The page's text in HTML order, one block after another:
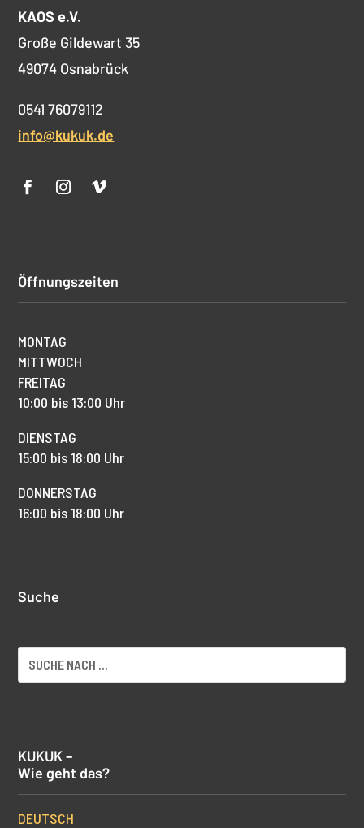
KAOS e.V.
Große Gildewart 35
49074 Osnabrück
0541 76079112
info@kukuk.de
Öffnungszeiten
MONTAG
MITTWOCH
FREITAG
10:00 bis 13:00 Uhr
DIENSTAG
15:00 bis 18:00 Uhr
DONNERSTAG
16:00 bis 18:00 Uhr
Suche
KUKUK –
Wie geht das?
DEUTSCH